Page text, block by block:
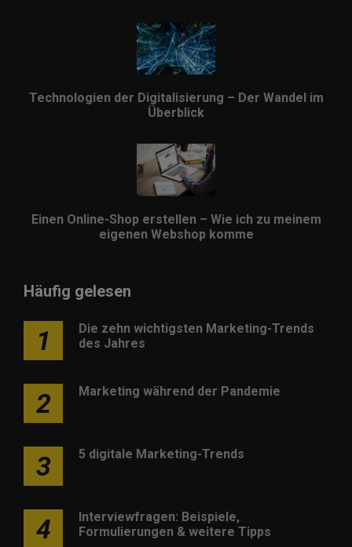
Technologien der Digitalisierung – Der Wandel im
Überblick
Einen Online-Shop erstellen – Wie ich zu meinem
eigenen Webshop komme
Häufig gelesen
1
Die zehn wichtigsten Marketing-Trends
des Jahres
2 Marketing während der Pandemie
3 5 digitale Marketing-Trends
4
Interviewfragen: Beispiele,
Formulierungen & weitere Tipps